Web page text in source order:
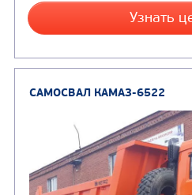
АВТОЦИСТЕРНЫ
CHAMELEON (г. Егорьевск)